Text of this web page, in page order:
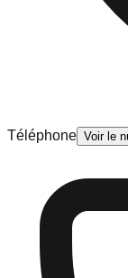
Téléphone Voir le